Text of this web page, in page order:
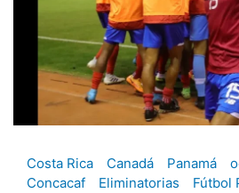
Costa Rica Canadá Panamá
Concacaf
Eliminatorias Fútbol